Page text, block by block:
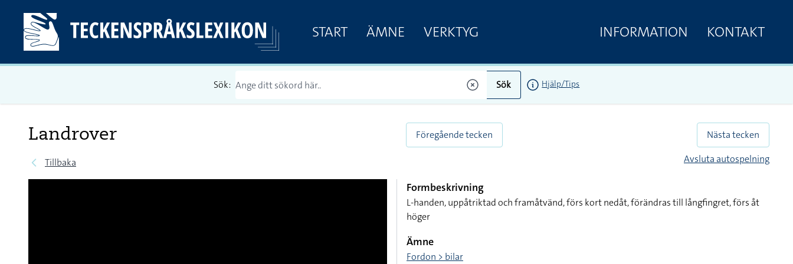
START ÄMNE VERKTYG INFORMATION KONTAKT
Sök: Sök Hjälp/Tips
Landrover
Tillbaka
Föregående tecken
Nästa tecken
Avsluta autospelning
Formbeskrivning
L-handen, uppåtriktad och framåtvänd, förs kort nedåt, förändras till långfingret, förs åt
höger
Ämne
Fordon > bilar